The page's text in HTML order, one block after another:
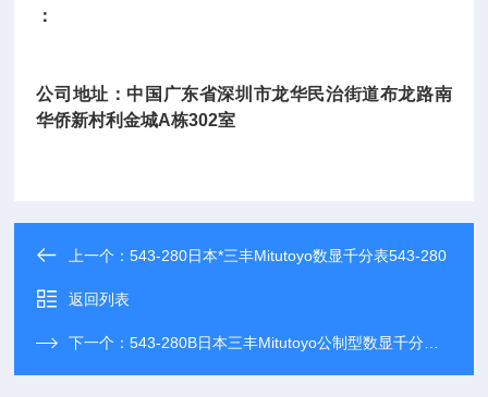
：
公司地址：中国广东省深圳市龙华民治街道布龙路南
华侨新村利金城A栋302室
上一个：543-280日本*三丰Mitutoyo数显千分表543-280
返回列表
下一个：543-280B日本三丰Mitutoyo公制型数显千分表543-280B*